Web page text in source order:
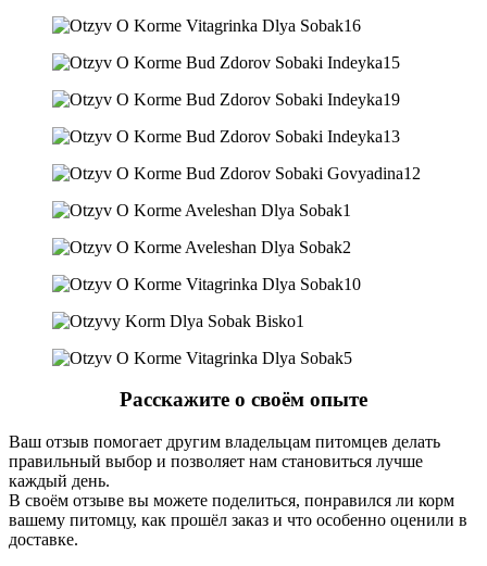
Расскажите о своём опыте
Ваш отзыв помогает другим владельцам питомцев делать
правильный выбор и позволяет нам становиться лучше
каждый день.
В своём отзыве вы можете поделиться, понравился ли корм
вашему питомцу, как прошёл заказ и что особенно оценили в
доставке.